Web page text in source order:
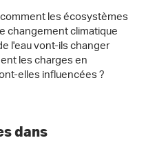
les écosystèmes
changement climatique
l'eau vont-ils changer
les charges en
elles influencées ?
dans